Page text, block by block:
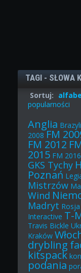
TAGI - SŁOWA
Sortuj:
popularności
Anglia
2008 FM
FM 2012
2015 FM 2016
GKS Tychy
Poznań
Mistrzów
Wind
Madryt Rosja
Interactive T-
Travis Bickle
Kraków
drybling
kitspack
podania